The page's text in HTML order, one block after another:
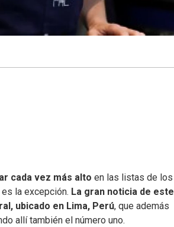
cada vez más alto en las listas de los
la excepción. La gran noticia de este
ubicado en Lima, Perú, que además
allí también el número uno.